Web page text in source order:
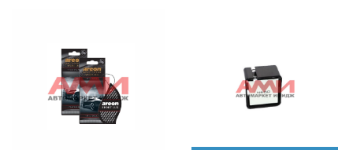
БЫСТРЫЙ ПРОСМОТР БЫСТРЫЙ ПРОСМОТР